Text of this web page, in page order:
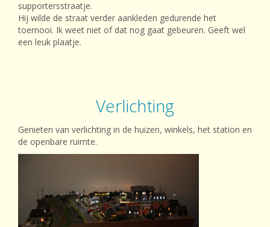
supportersstraatje.
Hij wilde de straat verder aankleden gedurende het
toernooi. Ik weet niet of dat nog gaat gebeuren. Geeft wel
een leuk plaatje.
Verlichting
Genieten van verlichting in de huizen, winkels, het station en
de openbare ruimte.